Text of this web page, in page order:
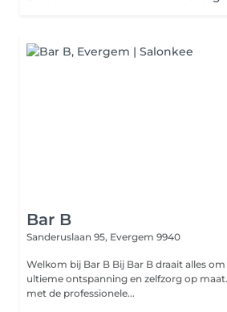
Bar B
Sanderuslaan 95, Evergem 9940
Welkom bij Bar B Bij Bar B draait alles om pure huidverbetering,
ultieme ontspanning en zelfzorg op maat. We werken exclusief
met de professionele...